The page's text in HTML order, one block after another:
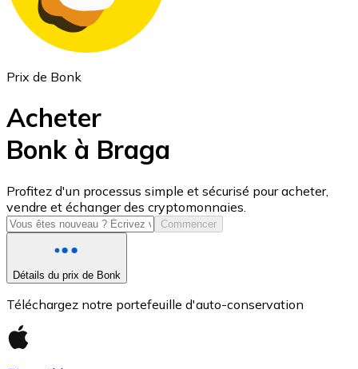
USD Coin
USDC
Prix de Bonk
Acheter
Bonk à Braga
Profitez d'un processus simple et sécurisé pour acheter,
vendre et échanger des cryptomonnaies.
Commencer
Détails du prix de Bonk
Téléchargez notre portefeuille d'auto-conservation